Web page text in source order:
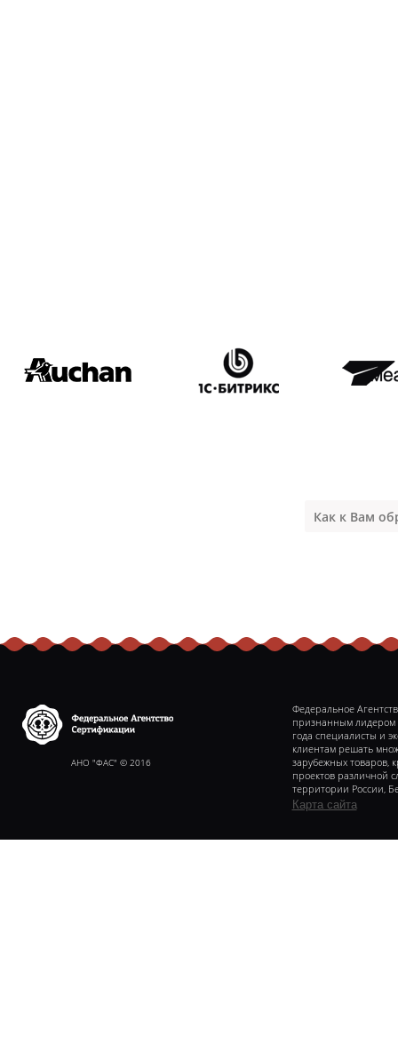
сертификаииАНО "ФАС" © 2016
Федеральное
признанным лидером
года специалисты и
клиентам решать
зарубежных товаров,
проектов различной
территории России,
Карта сайта